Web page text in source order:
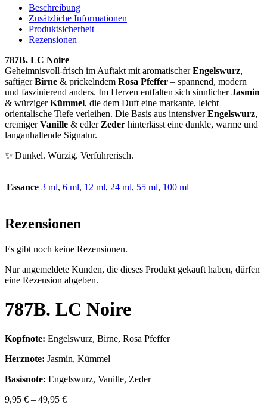
Beschreibung
Zusätzliche Informationen
Produktsicherheit
Rezensionen
787B. LC Noire
Geheimnisvoll-frisch im Auftakt mit aromatischerEngelswurz,
saftigerBirne & prickelndem Rosa Pfeffer – spannend, modern
und faszinierend anders. Im Herzen entfalten sich sinnlicherJasmin
& würzigerKümmel, die dem Duft eine markante, leicht
orientalische Tiefe verleihen. Die Basis aus intensiverEngelswurz,
cremigerVanille & edler Zeder hinterlässt eine dunkle, warme und
langanhaltende Signatur.
✨ Dunkel. Würzig. Verführerisch.
Essance 3 ml, 6 ml, 12 ml, 24 ml, 55 ml, 100 ml
Rezensionen
Es gibt noch keine Rezensionen.
Nur angemeldete Kunden, die dieses Produkt gekauft haben, dürfen
eine Rezension abgeben.
787B. LC Noire
Kopfnote: Engelswurz, Birne, Rosa Pfeffer
Herznote: Jasmin, Kümmel
Basisnote: Engelswurz, Vanille, Zeder
9,95 € – 49,95 €